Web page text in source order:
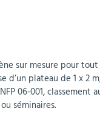
fumeurs
de sécurité
de bureau
crèche et
sur mesure pour
plateau de 1 x
06-001,
séminaires.